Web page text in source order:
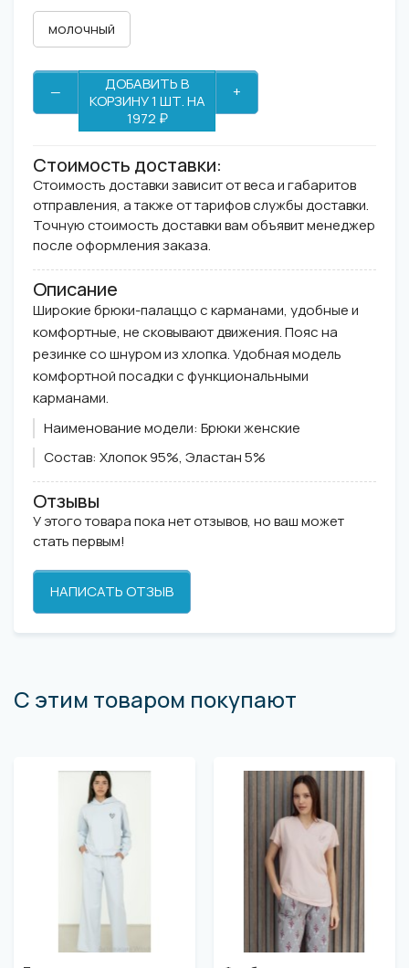
молочный
—
ДОБАВИТЬ В
КОРЗИНУ 1 ШТ. НА
1972 ₽
+
Стоимость доставки:
Стоимость доставки зависит от веса и габаритов
отправления, а также от тарифов службы доставки.
Точную стоимость доставки вам объявит менеджер
после оформления заказа.
Описание
Широкие брюки-палаццо с карманами, удобные и
комфортные, не сковывают движения. Пояс на
резинке со шнуром из хлопка. Удобная модель
комфортной посадки с функциональными
карманами.
Наименование модели: Брюки женские
Состав: Хлопок 95%, Эластан 5%
Отзывы
У этого товара пока нет отзывов, но ваш может
стать первым!
НАПИСАТЬ ОТЗЫВ
С этим товаром покупают